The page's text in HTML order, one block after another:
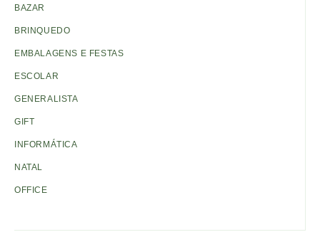
BAZAR
BRINQUEDO
EMBALAGENS E FESTAS
ESCOLAR
GENERALISTA
GIFT
INFORMÁTICA
NATAL
OFFICE